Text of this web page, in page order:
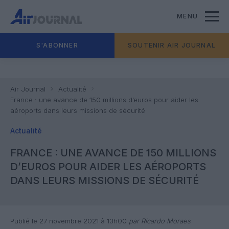
MENU
S'ABONNER SOUTENIR AIR JOURNAL
Air Journal
Actualité
France : une avance de 150 millions d’euros pour aider les
aéroports dans leurs missions de sécurité
Actualité
FRANCE : UNE AVANCE DE 150 MILLIONS
D’EUROS POUR AIDER LES AÉROPORTS
DANS LEURS MISSIONS DE SÉCURITÉ
Publié le 27 novembre 2021 à 13h00 par Ricardo Moraes